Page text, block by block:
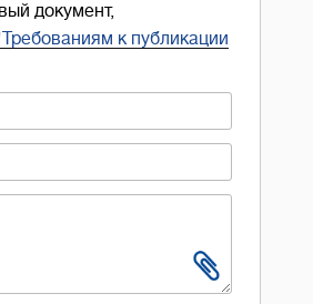
документ,
к публикации